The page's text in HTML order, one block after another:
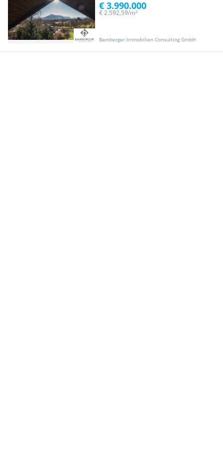
Bamberger Immobilien Consulting GmbH
€ 2.592,59/m²
€ 3.990.000